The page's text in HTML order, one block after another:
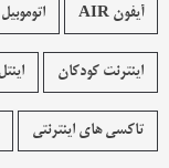
آیفون AIR
اینترنت کودکان اینتل
تاکسی های اینترنتی